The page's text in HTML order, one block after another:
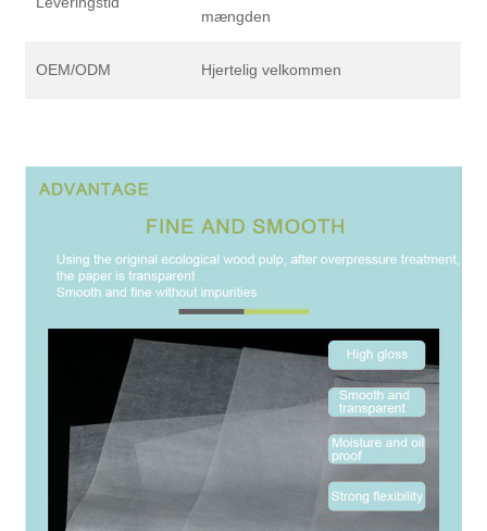
mængden
OEM/ODM Hjertelig velkommen